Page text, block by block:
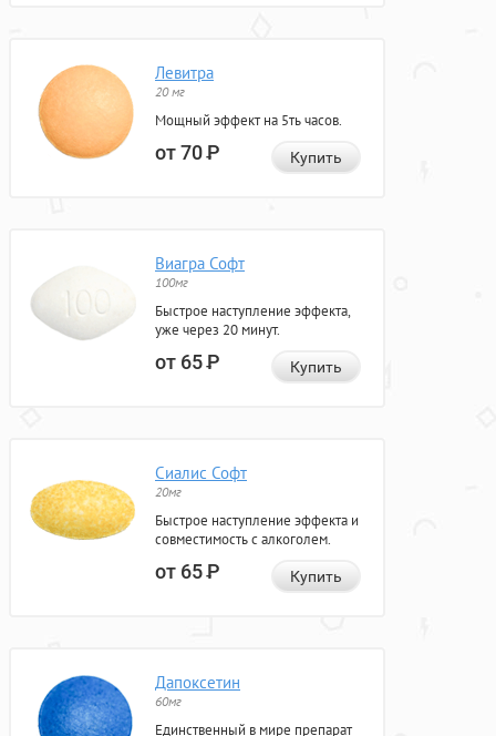
Левитра
20 мг
Мощный эффект на 5ть часов.
от 70Р Купить
Виагра Софт
100мг
Быстрое наступление эффекта,
уже через 20 минут.
от 65Р Купить
Сиалис Софт
20мг
Быстрое наступление эффекта и
совместимость с алкоголем.
от 65Р Купить
Дапоксетин
60мг
Единственный в мире препарат